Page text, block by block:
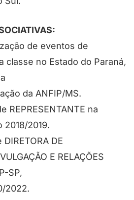
de eventos de
classe no Estado do Paraná,
da ANFIP/MS.
REPRESENTANTE na
2018/2019.
DE
E RELAÇÕES
SP,
2022.